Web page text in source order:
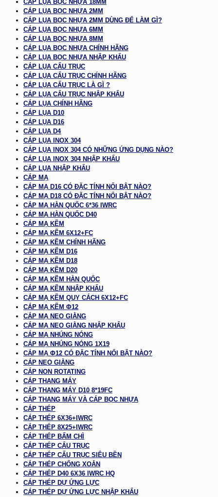
CÁP LỤA BỌC NHỰA 18MM
CÁP LỤA BỌC NHỰA 2MM
CÁP LỤA BỌC NHỰA 2MM DÙNG ĐỂ LÀM GÌ?
CÁP LỤA BỌC NHỰA 6MM
CÁP LỤA BỌC NHỰA 8MM
CÁP LỤA BỌC NHỰA CHÍNH HÃNG
CÁP LỤA BỌC NHỰA NHẬP KHẨU
CÁP LỤA CẨU TRỤC
CÁP LỤA CẨU TRỤC CHÍNH HÃNG
CÁP LỤA CẨU TRỤC LÀ GÌ ?
CÁP LỤA CẨU TRỤC NHẬP KHẨU
CÁP LỤA CHÍNH HÃNG
CÁP LỤA D10
CÁP LỤA D16
CÁP LỤA D4
CÁP LỤA INOX 304
CÁP LỤA INOX 304 CÓ NHỮNG ỨNG DỤNG NÀO?
CÁP LỤA INOX 304 NHẬP KHẨU
CÁP LỤA NHẬP KHẨU
CÁP MẠ
CÁP MẠ D16 CÓ ĐẶC TÍNH NỔI BẬT NÀO?
CÁP MẠ D18 CÓ ĐẶC TÍNH NỔI BẬT NÀO?
CÁP MẠ HÀN QUỐC 6*36 IWRC
CÁP MẠ HÀN QUỐC D40
CÁP MẠ KẼM
CÁP MẠ KẼM 6X12+FC
CÁP MẠ KẼM CHÍNH HÃNG
CÁP MẠ KẼM D16
CÁP MẠ KẼM D18
CÁP MẠ KẼM D20
CÁP MẠ KẼM HÀN QUỐC
CÁP MẠ KẼM NHẬP KHẨU
CÁP MẠ KẼM QUY CÁCH 6X12+FC
CÁP MẠ KẼM Φ12
CÁP MẠ NEO GIẰNG
CÁP MẠ NEO GIẰNG NHẬP KHẨU
CÁP MẠ NHÚNG NÓNG
CÁP MẠ NHÚNG NÓNG 1X19
CÁP MẠ Φ12 CÓ ĐẶC TÍNH NỔI BẬT NÀO?
CÁP NEO GIẰNG
CÁP NON ROTATING
CÁP THANG MÁY
CÁP THANG MÁY D10 8*19FC
CÁP THANG MÁY VÀ CÁP BỌC NHỰA
CÁP THÉP
CÁP THÉP 6X36+IWRC
CÁP THÉP 8X25+IWRC
CÁP THÉP BẤM CHÌ
CÁP THÉP CẨU TRỤC
CÁP THÉP CẨU TRỤC SIÊU BỀN
CÁP THÉP CHỐNG XOẮN
CÁP THÉP D40 6X36 IWRC HQ
CÁP THÉP DỰ ỨNG LỰC
CÁP THÉP DỰ ỨNG LỰC NHẬP KHẨU